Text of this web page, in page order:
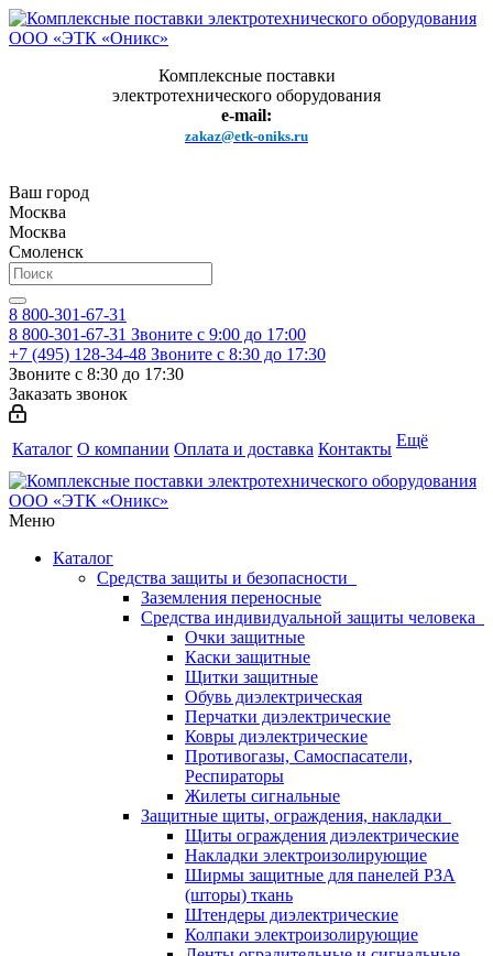
Комплексные поставки
электротехнического оборудования
e-mail:
zakaz@etk-oniks.ru
Ваш город
Москва
Москва
Смоленск
8 800-301-67-31
8 800-301-67-31 Звоните с 9:00 до 17:00
+7 (495) 128-34-48 Звоните с 8:30 до 17:30
Звоните с 8:30 до 17:30
Заказать звонок
Каталог О компании Оплата и доставка Контакты Ещё
Меню
Каталог
Средства защиты и безопасности
Заземления переносные
Средства индивидуальной защиты человека
Очки защитные
Каски защитные
Щитки защитные
Обувь диэлектрическая
Перчатки диэлектрические
Ковры диэлектрические
Противогазы, Самоспасатели,
Респираторы
Жилеты сигнальные
Защитные щиты, ограждения, накладки
Щиты ограждения диэлектрические
Накладки электроизолирующие
Ширмы защитные для панелей РЗА
(шторы) ткань
Штендеры диэлектрические
Колпаки электроизолирующие